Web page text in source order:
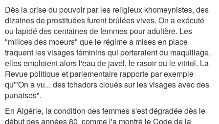
Dès la prise du pouvoir par les religieux khomeynistes, des
dizaines de prostituées furent brûlées vives. On a exécuté
ou lapidé des centaines de femmes pour adultère. Les
"milices des moeurs" que le régime a mises en place
traquent les visages féminins qui porteraient du maquillage,
elles emploient alors l'eau de javel, le rasoir ou le vitriol. La
Revue politique et parlementaire rapporte par exemple
qu'"On a vu... des tchadors cloués sur les visages avec des
punaises".
En Algérie, la condition des femmes s'est dégradée dès le
début des années 80, comme l'a montré le Code de la